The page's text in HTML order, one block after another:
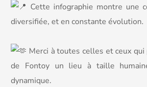
Cette infographie montre une
diversifiée, et en constante évolution.
Merci à toutes celles et ceux
de Fontoy un lieu à taille
dynamique.